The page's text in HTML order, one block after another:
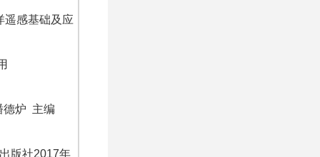
遥感基础及应
德炉 主编
版社2017年